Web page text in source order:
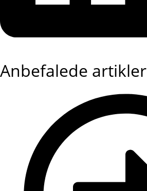
Anbefalede artikler